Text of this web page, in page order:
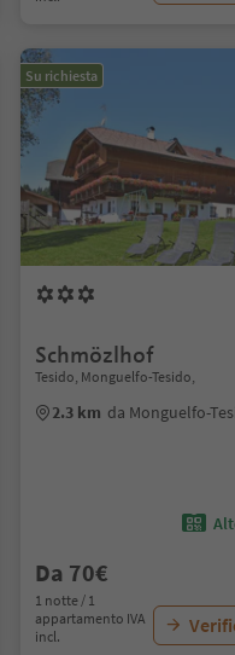
Su richiesta
Schmözlhof
Tesido, Monguelfo-Tesido,
2.3 km da Monguelfo-
Da 70€
1 notte / 1
appartamento IVA
incl.